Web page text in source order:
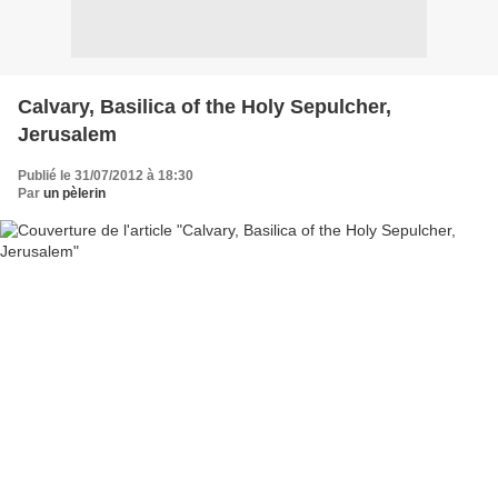
Calvary, Basilica of the Holy Sepulcher,
Jerusalem
Publié le 31/07/2012 à 18:30
Par un pèlerin